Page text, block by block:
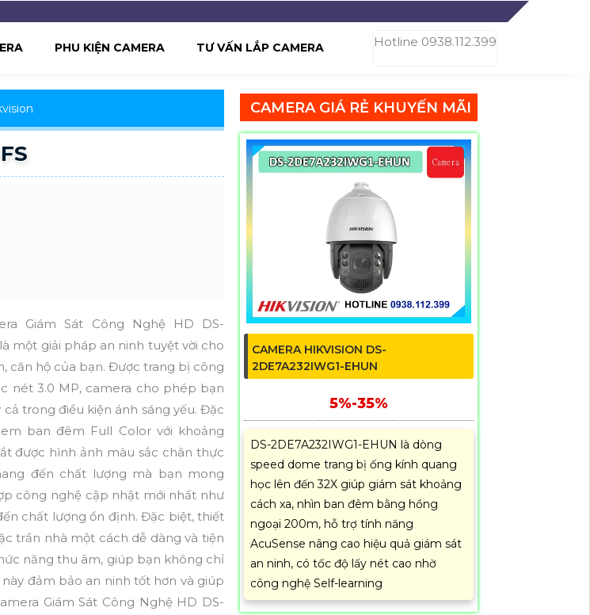
Hotline 0938.112.399
PHU KIỆN CAMERA TƯ VẤN LẮP CAMERA
Giám Sát Công Nghệ HD DS-
một giải pháp an ninh tuyệt vời cho
căn hộ của bạn. Được trang bị công
nét 3.0 MP, camera cho phép bạn
trong điều kiện ánh sáng yếu. Đặc
ban đêm Full Color với khoảng
được hình ảnh màu sắc chân thực
đến chất lượng mà bạn mong
công nghệ cập nhật mới nhất như
chất lượng ổn định. Đặc biệt, thiết
trần nhà một cách dễ dàng và tiện
năng thu âm, giúp bạn không chỉ
đảm bảo an ninh tốt hơn và giúp
Giám Sát Công Nghệ HD DS-
CAMERA GIÁ RẺ KHUYẾN MÃI
CAMERA HIKVISION DS-
2DE7A232IWG1-EHUN
5%-35%
DS-2DE7A232IWG1-EHUN là dòng
speed dome trang bị ống kính quang
học lên đến 32X giúp giám sát khoảng
cách xa, nhìn ban đêm bằng hồng
ngoại 200m, hỗ trợ tính năng
AcuSense nâng cao hiệu quả giám sát
an ninh, có tốc độ lấy nét cao nhờ
công nghệ Self-learning